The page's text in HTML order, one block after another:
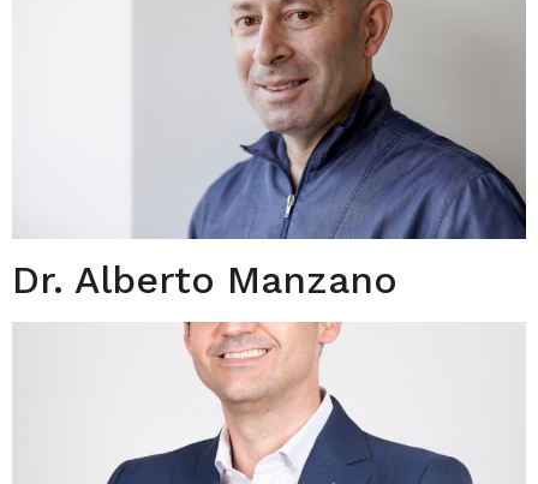
Dr. Alberto Manzano